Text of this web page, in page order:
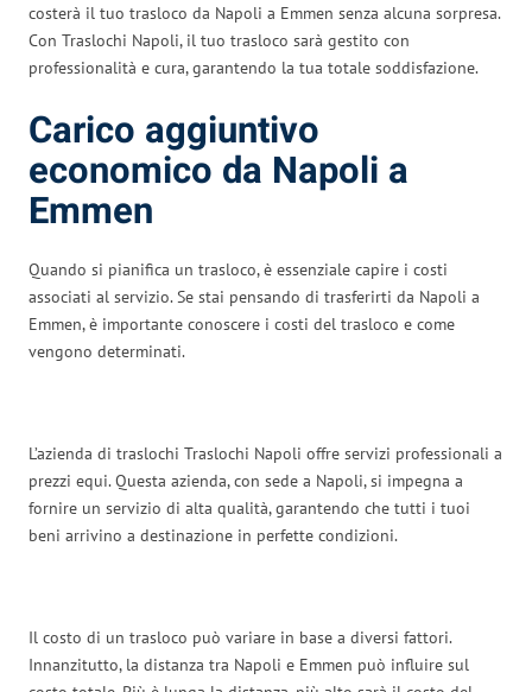
costerà il tuo trasloco da Napoli a Emmen senza alcuna sorpresa.
Con Traslochi Napoli, il tuo trasloco sarà gestito con
professionalità e cura, garantendo la tua totale soddisfazione.
Carico aggiuntivo
economico da Napoli a
Emmen
Quando si pianifica un trasloco, è essenziale capire i costi
associati al servizio. Se stai pensando di trasferirti da Napoli a
Emmen, è importante conoscere i costi del trasloco e come
vengono determinati.
L’azienda di traslochi Traslochi Napoli offre servizi professionali a
prezzi equi. Questa azienda, con sede a Napoli, si impegna a
fornire un servizio di alta qualità, garantendo che tutti i tuoi
beni arrivino a destinazione in perfette condizioni.
Il costo di un trasloco può variare in base a diversi fattori.
Innanzitutto, la distanza tra Napoli e Emmen può influire sul